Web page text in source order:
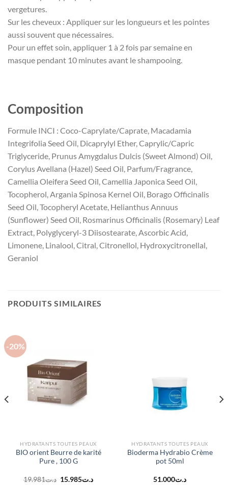
vergetures.
Sur les cheveux : Appliquersur les longueurs et les pointes
aussi souvent que nécessaires.
Pour un effet soin, appliquer 1 à 2 fois par semaine en
masque pendant 10 minutes avant le shampooing.
Composition
Formule INCI : Coco-Caprylate/Caprate, Macadamia
Integrifolia Seed Oil, Dicaprylyl Ether, Caprylic/Capric
Triglyceride, Prunus Amygdalus Dulcis (Sweet Almond) Oil,
Corylus Avellana (Hazel) Seed Oil, Parfum/Fragrance,
Camellia Oleifera Seed Oil, Camellia Japonica Seed Oil,
Tocopherol, Argania Spinosa Kernel Oil, Borago Officinalis
Seed Oil, Tocopheryl Acetate, Helianthus Annuus
(Sunflower) Seed Oil, Rosmarinus Officinalis (Rosemary) Leaf
Extract, Polyglyceryl-3 Diisostearate, Ascorbic Acid,
Limonene, Linalool, Citral, Citronellol, Hydroxycitronellal,
Geraniol
PRODUITS SIMILAIRES
-20%
HYDRATANTS TOUTES PEAUX
BIO orient Beurre de karité
Pure , 100 G
د.ت19.981
Le
د.ت15.985
Le
HYDRATANTS TOUTES PEAUX
Bioderma Hydrabio Crème
pot 50ml
د.ت51.000